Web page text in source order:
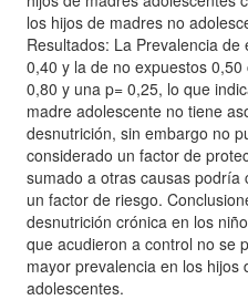
los hijos de madres no
Resultados: La Prevalencia de
0,40 y la de no expuestos
0,80 y una p= 0,25, lo que
madre adolescente no tiene
desnutrición, sin embargo no
considerado un factor de
sumado a otras causas podría
un factor de riesgo.
desnutrición crónica en los
que acudieron a control no se
mayor prevalencia en los hijos
adolescentes.